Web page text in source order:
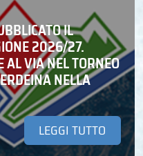
IL
2026/27.
AL VIA NEL TORNEO
NELLA
LEGGI TUTTO